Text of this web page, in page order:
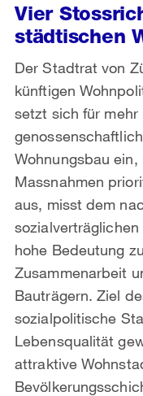
Vier
städtischen
Der Stadtrat von
künftigen
setzt sich für
Wohnungsbau
Massnahmen
aus, misst dem
hohe Bedeutung
Zusammenarbeit
Bauträgern. Ziel
sozialpolitische
Lebensqualität
attraktive